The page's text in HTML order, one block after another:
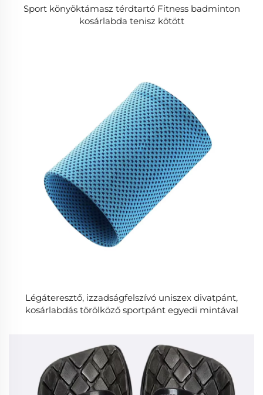
Sport könyöktámasz térdtartó Fitness badminton
kosárlabda tenisz kötött
Légáteresztő, izzadságfelszívó uniszex divatpánt,
kosárlabdás törölköző sportpánt egyedi mintával